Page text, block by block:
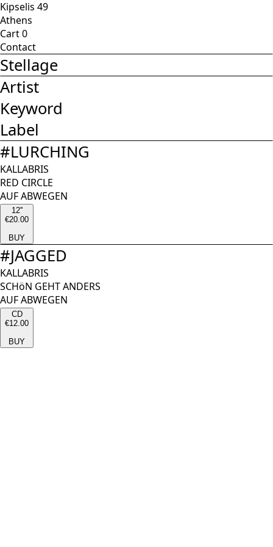
Kipselis 49
Athens
Cart0
Contact
Stellage
Artist
Keyword
Label
#LURCHING
KALLABRIS
RED CIRCLE
AUF ABWEGEN
12''
€20.00
BUY
#JAGGED
KALLABRIS
SCHöN GEHT ANDERS
AUF ABWEGEN
CD
€12.00
BUY